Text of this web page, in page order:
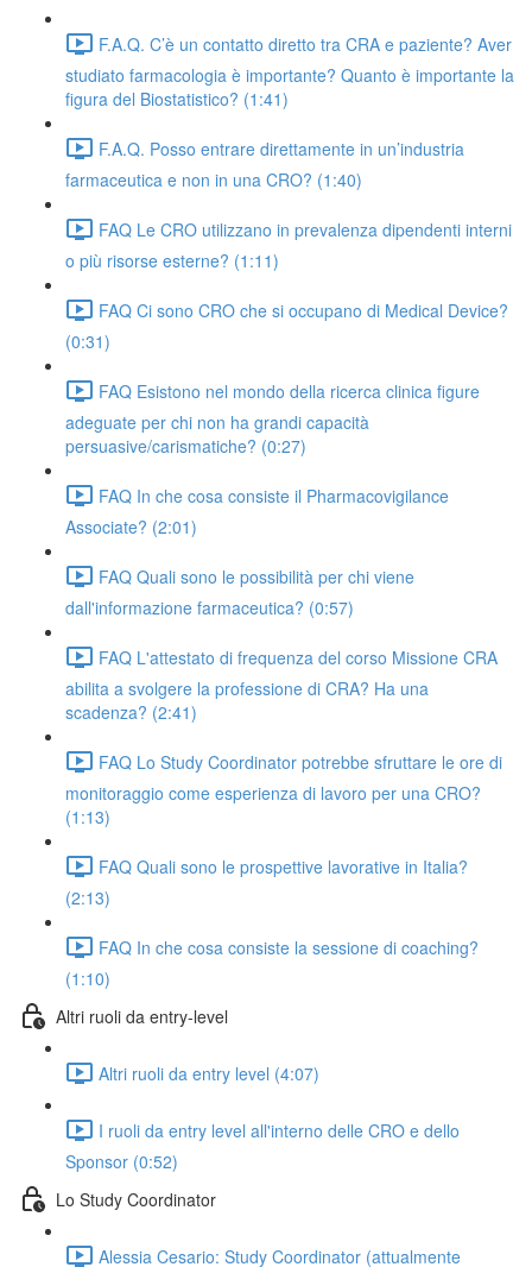
F.A.Q. C’è un contatto diretto tra CRA e paziente? Aver
studiato farmacologia è importante? Quanto è importante la
figura del Biostatistico? (1:41)
F.A.Q. Posso entrare direttamente in un’industria
farmaceutica e non in una CRO? (1:40)
FAQ Le CRO utilizzano in prevalenza dipendenti interni
o più risorse esterne? (1:11)
FAQ Ci sono CRO che si occupano di Medical Device?
(0:31)
FAQ Esistono nel mondo della ricerca clinica figure
adeguate per chi non ha grandi capacità
persuasive/carismatiche? (0:27)
FAQ In che cosa consiste il Pharmacovigilance
Associate? (2:01)
FAQ Quali sono le possibilità per chi viene
dall'informazione farmaceutica? (0:57)
FAQ L'attestato di frequenza del corso Missione CRA
abilita a svolgere la professione di CRA? Ha una
scadenza? (2:41)
FAQ Lo Study Coordinator potrebbe sfruttare le ore di
monitoraggio come esperienza di lavoro per una CRO?
(1:13)
FAQ Quali sono le prospettive lavorative in Italia?
(2:13)
FAQ In che cosa consiste la sessione di coaching?
(1:10)
Altri ruoli da entry-level
Altri ruoli da entry level (4:07)
I ruoli da entry level all'interno delle CRO e dello
Sponsor (0:52)
Lo Study Coordinator
Alessia Cesario: Study Coordinator (attualmente